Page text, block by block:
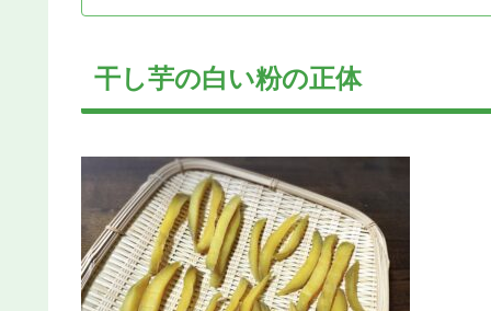
干し芋の白い粉の正体